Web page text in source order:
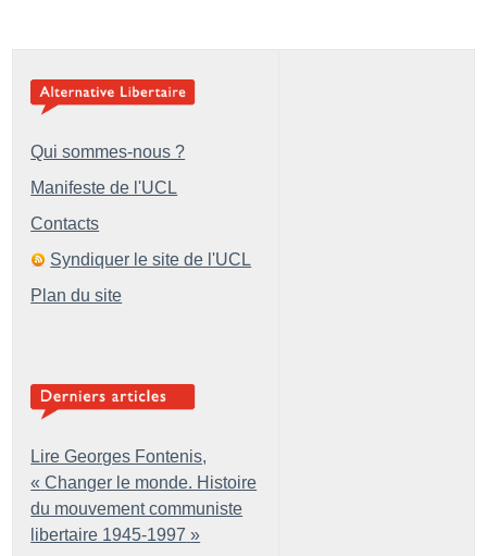
Qui sommes-nous ?
Manifeste de l'UCL
Contacts
Syndiquer le site de l'UCL
Plan du site
Lire Georges Fontenis,
« Changer le monde. Histoire
du mouvement communiste
libertaire 1945-1997 »